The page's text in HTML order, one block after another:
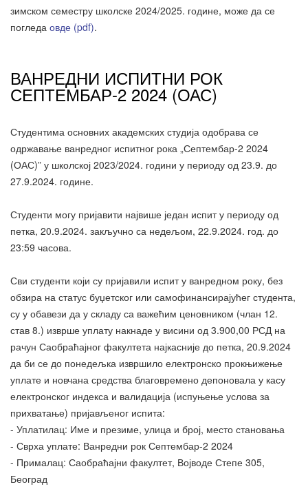
зимском семестру школске 2024/2025. године, може да се
погледа овде (pdf).
ВАНРЕДНИ ИСПИТНИ РОК
СЕПТЕМБАР-2 2024 (ОАС)
Студентима основних академских студија одобрава се
одржавање ванредног испитног рока „Септембар-2 2024
(ОАС)” у школској 2023/2024. години у периоду од 23.9. до
27.9.2024. године.
Студенти могу пријавити највише један испит у периоду од
петка, 20.9.2024. закључно са недељом, 22.9.2024. год. до
23:59 часова.
Сви студенти који су пријавили испит у ванредном року, без
обзира на статус буџетског или самофинансирајућег студента,
су у обавези да у складу са важећим ценовником (члан 12.
став 8.) изврше уплату накнаде у висини од 3.900,00 РСД на
рачун Саобраћајног факултета најкасније до петка, 20.9.2024
да би се до понедељка извршило електронско прокњижење
уплате и новчана средства благовремено депоновала у касу
електронског индекса и валидација (испуњење услова за
прихватање) пријављеног испита:
- Уплатилац: Име и презиме, улица и број, место становања
- Сврха уплате: Ванредни рок Септембар-2 2024
- Прималац: Саобраћајни факултет, Војводе Степе 305,
Београд